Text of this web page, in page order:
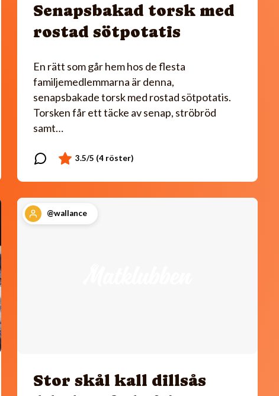
Senapsbakad torsk med
rostad sötpotatis
En rätt som går hem hos de flesta
familjemedlemmarna är denna,
senapsbakade torsk med rostad sötpotatis.
Torsken får ett täcke av senap, ströbröd
samt…
@wallance
Stor skål kall dillsås